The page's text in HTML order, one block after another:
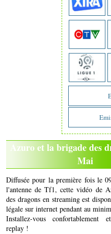
Azuro et la brigade des
Mai
Diffusée pour la première fois le
l'antenne de Tf1, cette vidéo de
des dragons en streaming est
légale sur internet pendant au
Installez-vous confortablement
replay !